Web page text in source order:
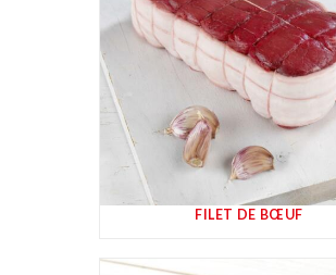
FILET DE BŒUF